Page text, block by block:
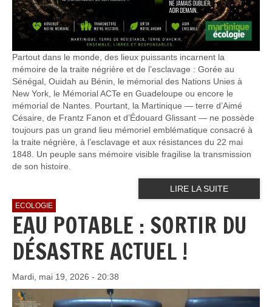
Partout dans le monde, des lieux puissants incarnent la
mémoire de la traite négrière et de l’esclavage : Gorée au
Sénégal, Ouidah au Bénin, le mémorial des Nations Unies à
New York, le Mémorial ACTe en Guadeloupe ou encore le
mémorial de Nantes. Pourtant, la Martinique — terre d’Aimé
Césaire, de Frantz Fanon et d’Édouard Glissant — ne possède
toujours pas un grand lieu mémoriel emblématique consacré à
la traite négrière, à l’esclavage et aux résistances du 22 mai
1848. Un peuple sans mémoire visible fragilise la transmission
de son histoire.
LIRE LA SUITE
ECOLOGIE
EAU POTABLE : SORTIR DU
DÉSASTRE ACTUEL !
Mardi, mai 19, 2026 - 20:38